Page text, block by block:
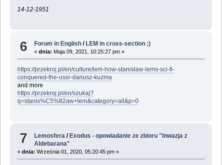
14-12-1951
6 Forum in English / LEM in cross-section ;)
«dnia: Maja 09, 2021, 10:25:27 pm »
https://przekroj.pl/en/culture/lem-how-stanislaw-lems-sci-fi-
conquered-the-ussr-dariusz-kuzma
and more
https://przekroj.pl/en/szukaj?
q=stanis%C5%82aw+lem&category=all&p=0
7 Lemosfera /Exodus - opowiadanie ze zbioru "Inwazja z
Aldebarana"
« dnia: Września 01, 2020, 05:20:45 pm »